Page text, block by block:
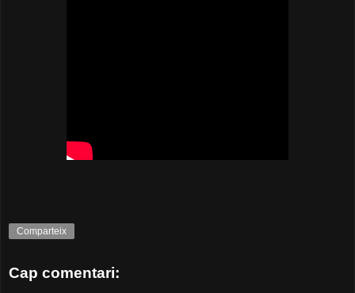
Comparteix
Cap comentari: